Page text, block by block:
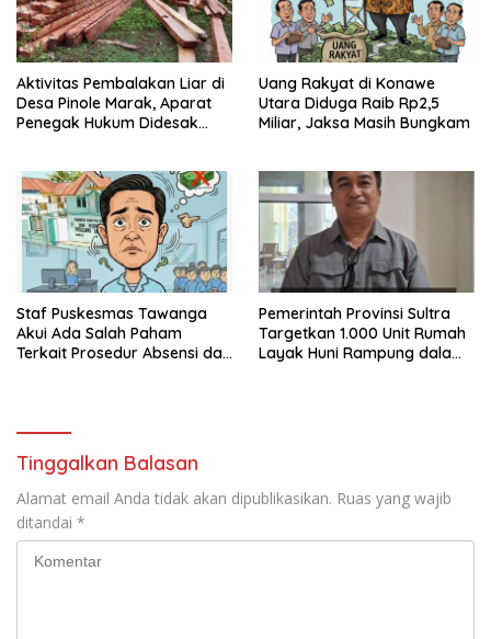
Aktivitas Pembalakan Liar di
Desa Pinole Marak, Aparat
Penegak Hukum Didesak
Uang Rakyat di Konawe
Utara Diduga Raib Rp2,5
Miliar, Jaksa Masih Bungkam
Staf Puskesmas Tawanga
Akui Ada Salah Paham
Terkait Prosedur Absensi dan
Pemerintah Provinsi Sultra
Targetkan 1.000 Unit Rumah
Layak Huni Rampung dalam
Tinggalkan Balasan
Alamat email Anda tidak akan dipublikasikan. Ruas yang wajib
ditandai *